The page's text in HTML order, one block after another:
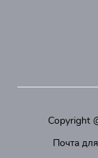
Copyright
Почта